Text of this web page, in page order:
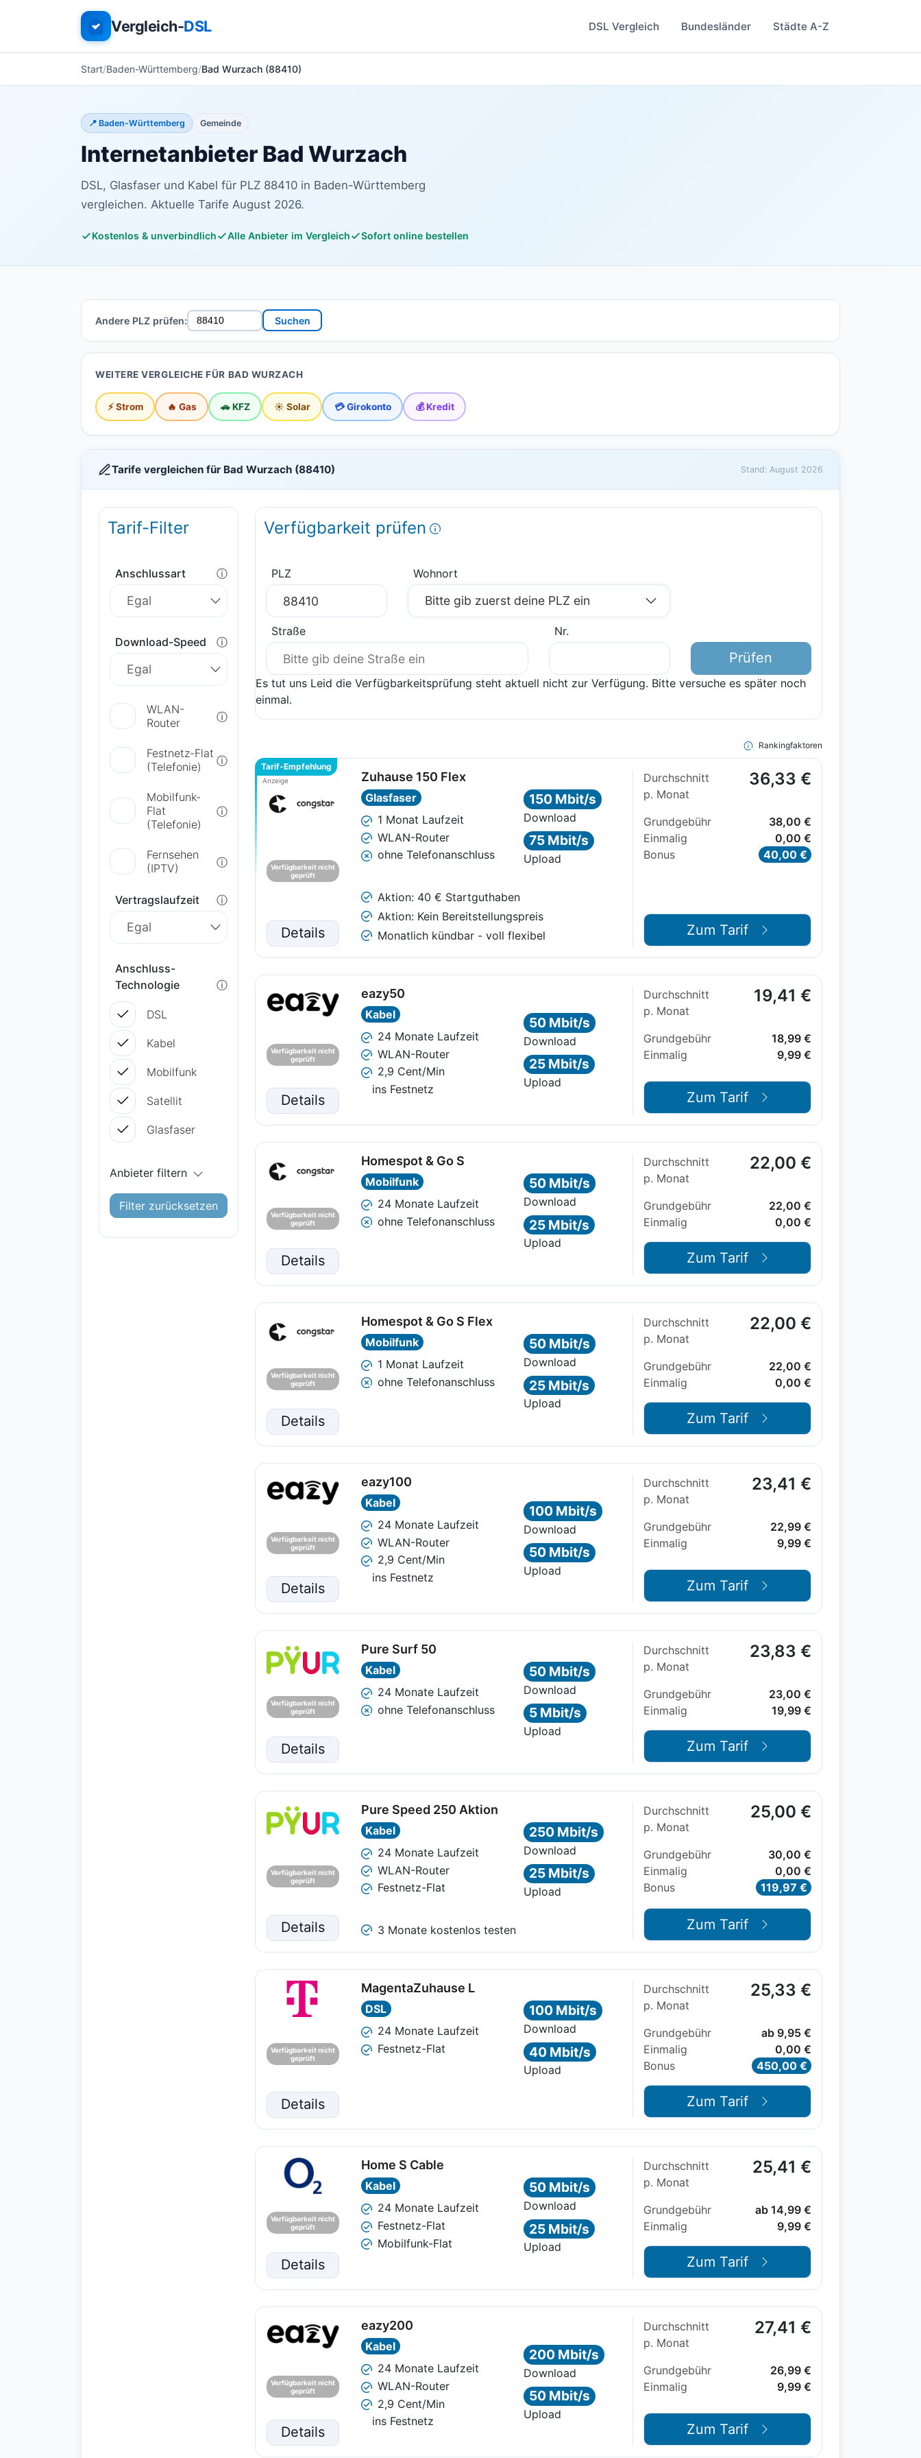
Vergleich-DSL DSL Vergleich Bundesländer Städte A-Z
Start Baden-Württemberg Bad Wurzach (88410)
📍 Baden-Württemberg Gemeinde
Internetanbieter Bad Wurzach
DSL, Glasfaser und Kabel für PLZ 88410 in Baden-Württemberg
vergleichen. Aktuelle Tarife August 2026.
Kostenlos & unverbindlich Alle Anbieter im Vergleich Sofort online bestellen
Andere PLZ prüfen: Suchen
WEITERE VERGLEICHE FÜR BAD WURZACH
⚡ Strom 🔥 Gas 🚗 KFZ ☀️ Solar 💳 Girokonto 💰 Kredit
Tarife vergleichen für Bad Wurzach (88410) Stand: August 2026